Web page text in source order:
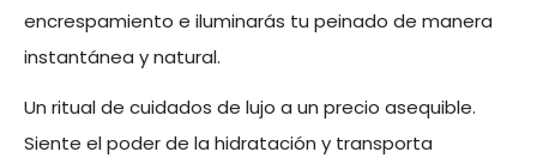
encrespamiento e iluminarás tu peinado de manera
instantánea y natural.
Un ritual de cuidados de lujo a un precio asequible.
Siente el poder de la hidratación y transporta